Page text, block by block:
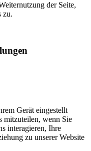
der Seite,
zu.
Gerät eingestellt
mitzuteilen, wenn Sie
interagieren, Ihre
zu unserer Website